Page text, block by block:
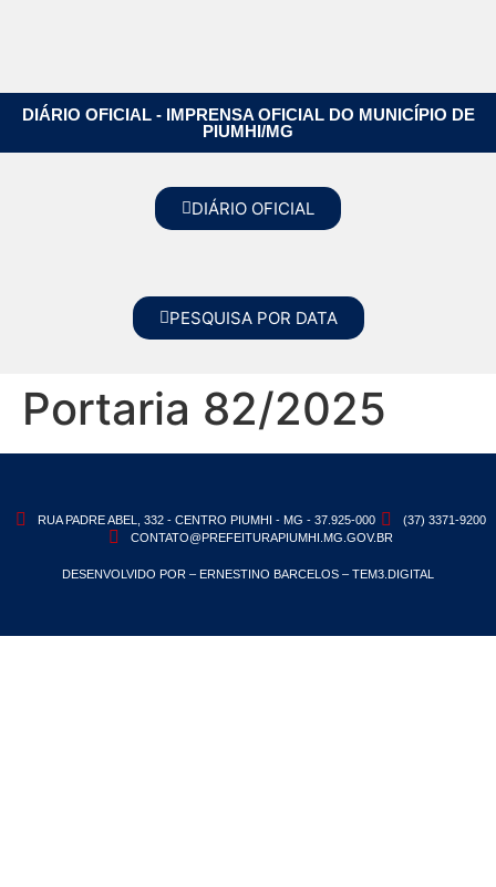
DIÁRIO OFICIAL - IMPRENSA OFICIAL DO MUNICÍPIO DE
PIUMHI/MG
DIÁRIO OFICIAL
PESQUISA POR DATA
Portaria 82/2025
RUA PADRE ABEL, 332 - CENTRO PIUMHI - MG - 37.925-000
(37) 3371-9200
CONTATO@PREFEITURAPIUMHI.MG.GOV.BR
DESENVOLVIDO POR – ERNESTINO BARCELOS – TEM3.DIGITAL